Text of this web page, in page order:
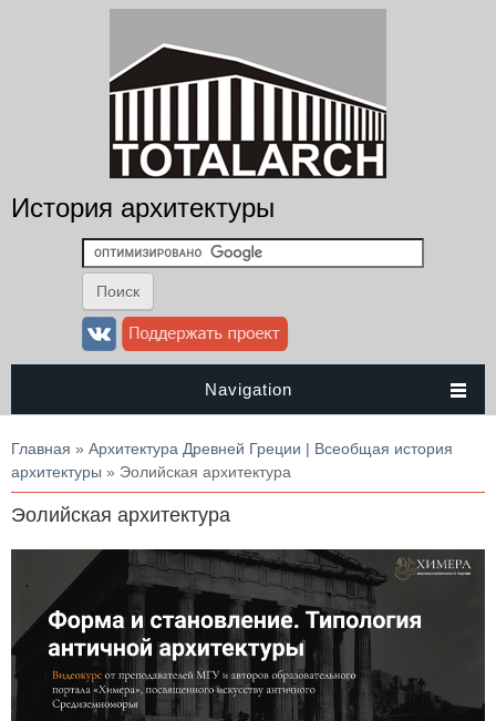
История архитектуры
Navigation
Вы здесь
Главная » Архитектура Древней Греции | Всеобщая история
архитектуры » Эолийская архитектура
Эолийская архитектура